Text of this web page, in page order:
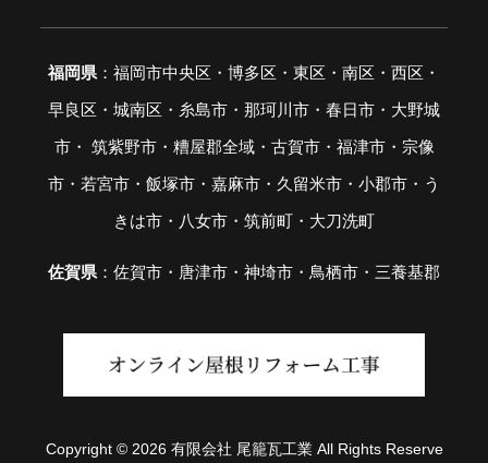
福岡県 ：福岡市中央区・博多区・東区・南区・西区・
早良区・城南区・糸島市・那珂川市・春日市・大野城
市・ 筑紫野市・糟屋郡全域・古賀市・福津市・宗像
市・若宮市・飯塚市・嘉麻市・久留米市・小郡市・う
きは市・八女市・筑前町・大刀洗町
佐賀県：佐賀市・唐津市・神埼市・鳥栖市・三養基郡
Copyright © 2026 有限会社 尾籠瓦工業 All Rights Reserve